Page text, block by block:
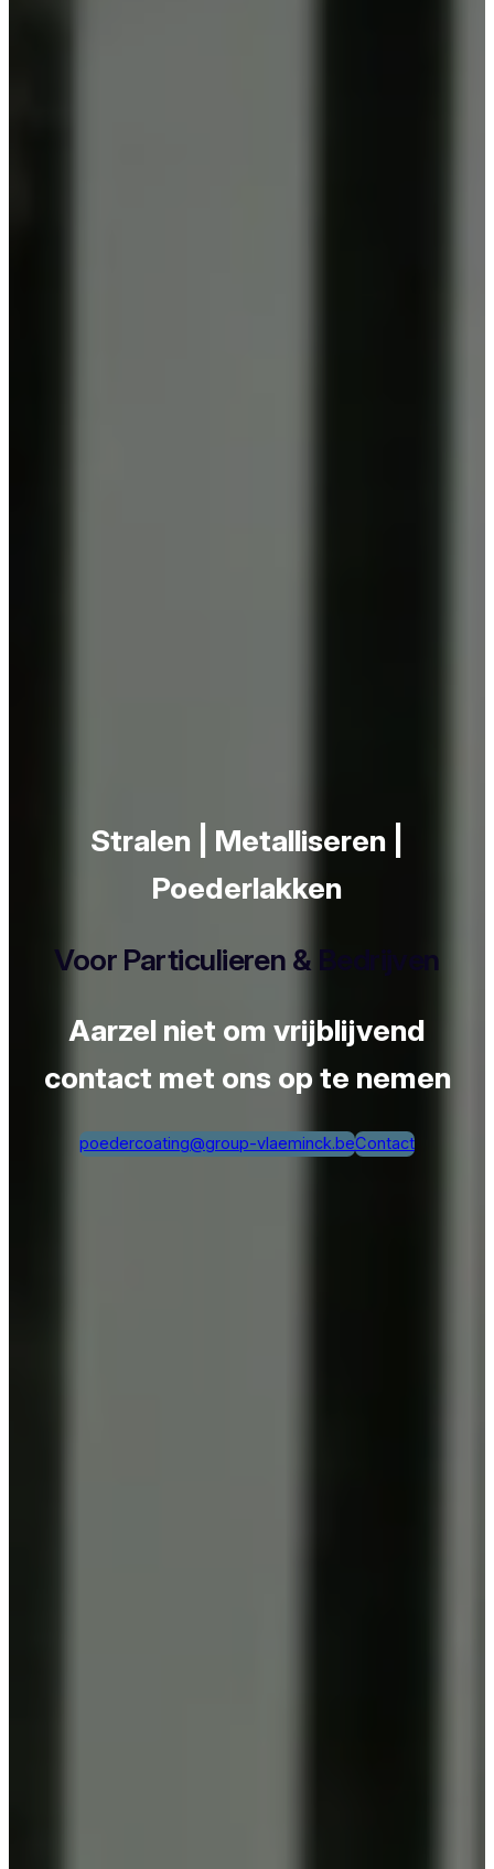
Stralen | Metalliseren |
Poederlakken
Voor Particulieren & Bedrijven
Aarzel niet om vrijblijvend
contact met ons op te nemen
poedercoating@group-vlaeminck.beContact